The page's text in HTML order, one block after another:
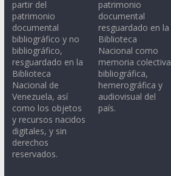
partir del
patrimonio
documental
bibliográfico y no
bibliográfico,
resguardado en la
Biblioteca
Nacional de
Venezuela, así
como los objetos
y recursos nacidos
digitales, y sin
derechos
reservados.
patrimonio
documental
resguardado en la
Biblioteca
Nacional como
memoria colectiva
bibliográfica,
hemerográfica y
audiovisual del
país.